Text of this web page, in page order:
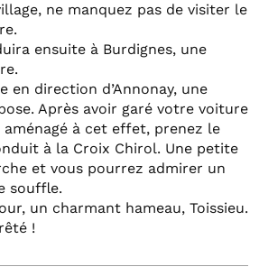
ne manquez pas de visiter le
ensuite à Burdignes, une
en direction d’Annonay, une
Après avoir garé votre voiture
à cet effet, prenez le
à la Croix Chirol. Une petite
et vous pourrez admirer un
souffle.
un charmant hameau, Toissieu.
!